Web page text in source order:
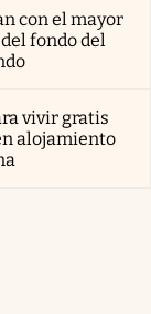
con el mayor
fondo del
vivir gratis
alojamiento